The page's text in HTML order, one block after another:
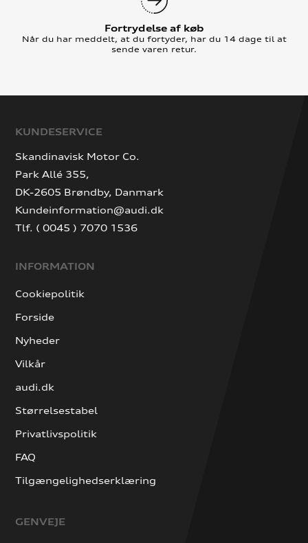
Fortrydelse af køb
Når du har meddelt, at du fortyder, har du 14 dage til at
sende varen retur.
KUNDESERVICE
Skandinavisk Motor Co.
Park Allé 355,
DK-2605 Brøndby, Danmark
Kundeinformation@audi.dk
Tlf. ( 0045 ) 7070 1536
INFORMATION
Cookiepolitik
Forside
Nyheder
Vilkår
audi.dk
Størrelsestabel
Privatlivspolitik
FAQ
Tilgængelighedserklæring
GENVEJE